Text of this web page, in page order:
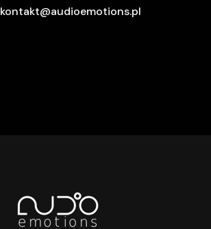
kontakt@audioemotions.pl